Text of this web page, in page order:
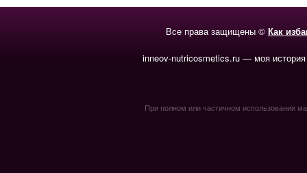
Все права защищены © Как
inneov-nutricosmetics.ru — моя
При полном или частичном использовании